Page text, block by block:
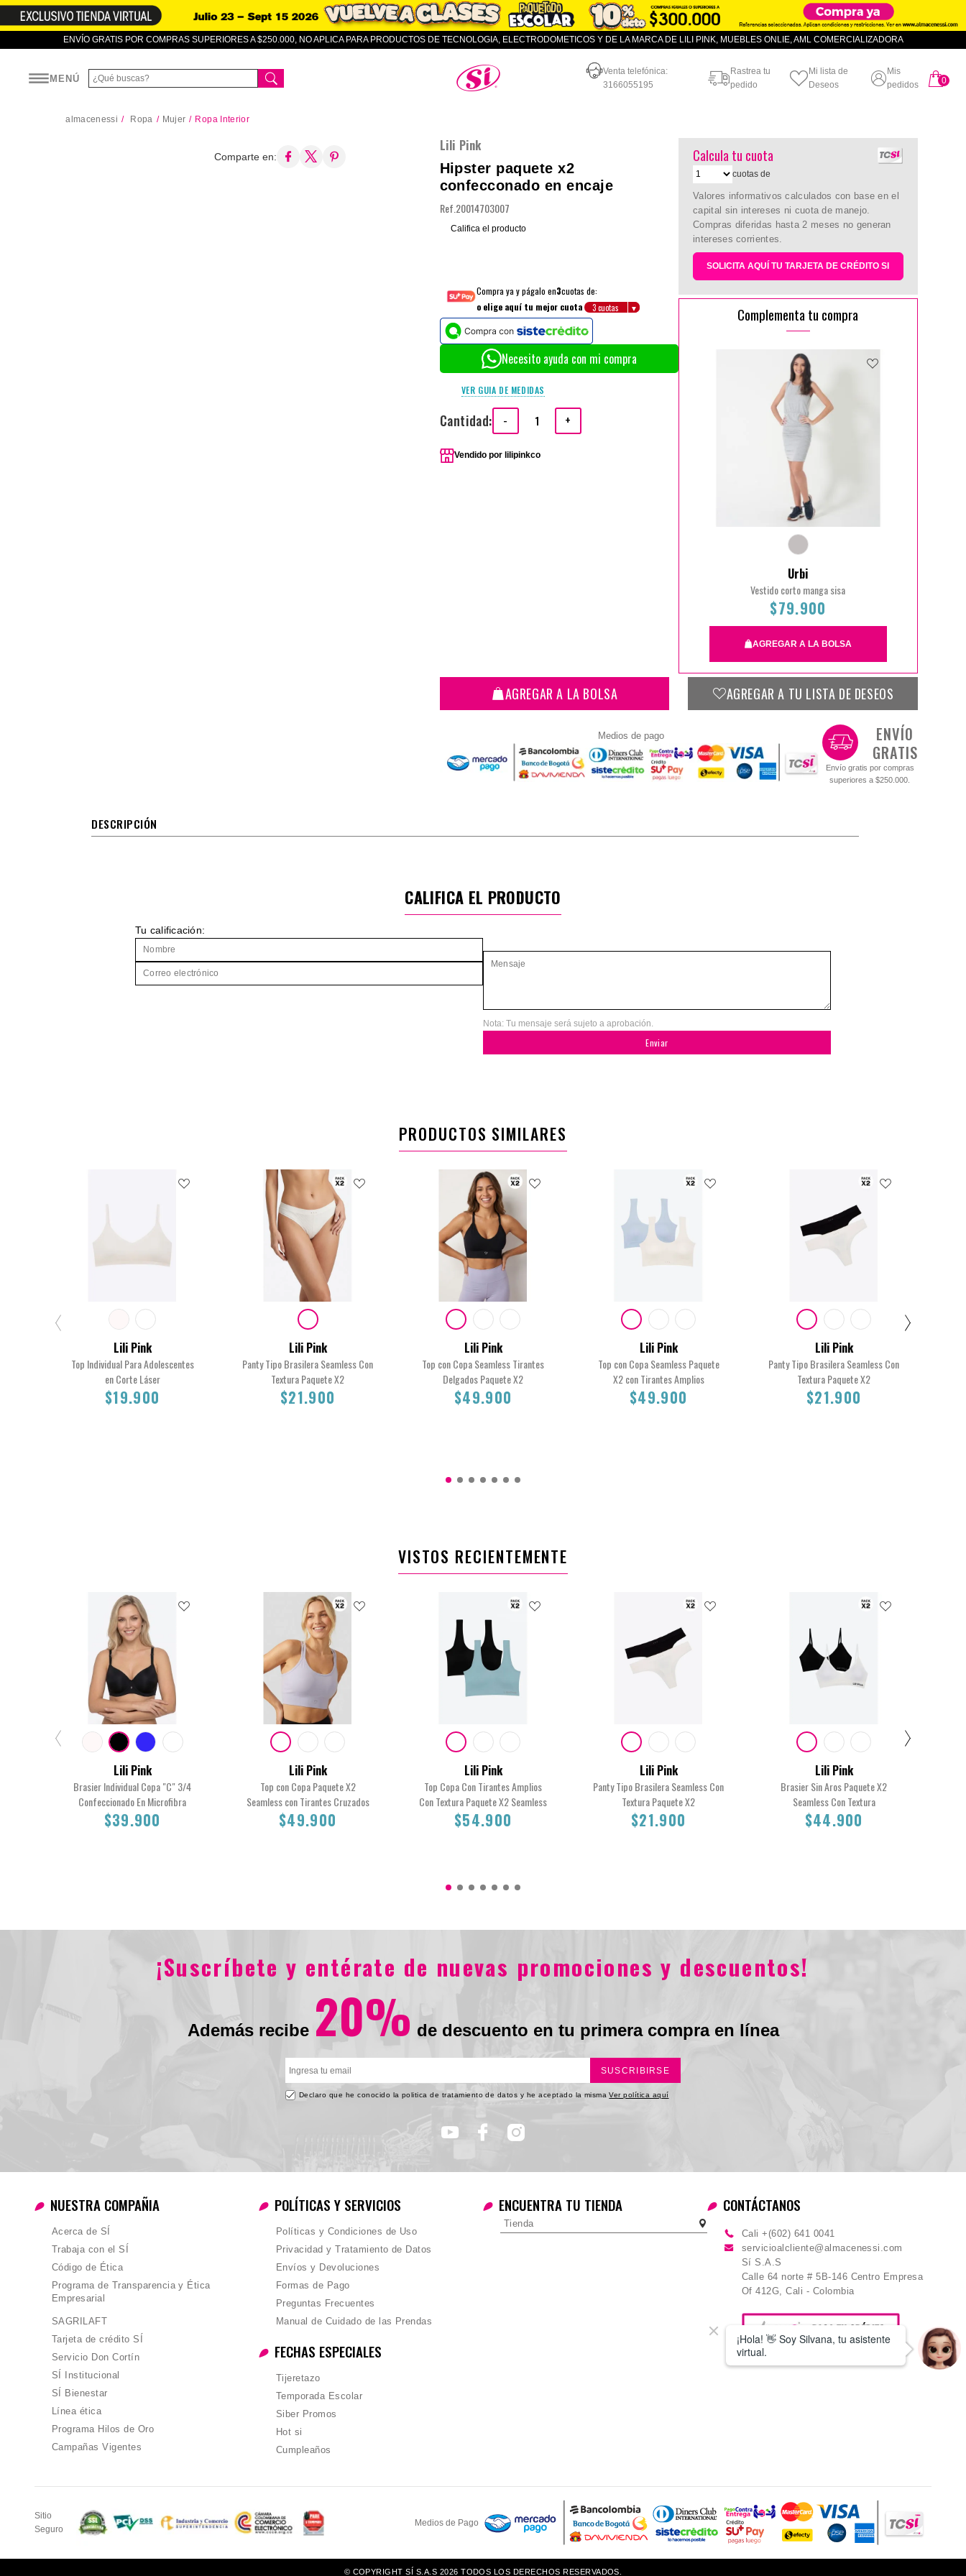
ENVÍO GRATIS POR COMPRAS SUPERIORES A $250.000, NO APLICA PARA PRODUCTOS DE TECNOLOGIA, ELECTRODOMETICOS Y DE LA MARCA DE LILI PINK, MUEBLES ONLIE, AML COMERCIALIZADORA
MENÚ
Almacenes SI
Venta telefónica:
3166055195
Rastrea tu
pedido
Mi lista de
Deseos
Mis
pedidos
0
almacenessi Ropa Mujer Ropa Interior
Comparte en:
Lili Pink
Hipster paquete x2
confecconado en encaje
Ref. 20014703007
Califica el producto
Compra ya y págalo en3cuotas de:
o elige aquí tu mejor cuota
Necesito ayuda con mi compra
VER GUIA DE MEDIDAS
Cantidad: - +
Vendido por lilipinkco
Calcula tu cuota
cuotas de
Valores informativos calculados con base en el
capital sin intereses ni cuota de manejo.
Compras diferidas hasta 2 meses no generan
intereses corrientes.
SOLICITA AQUÍ TU TARJETA DE CRÉDITO SI
Complementa tu compra
Urbi
Vestido corto manga sisa
$79.900
AGREGAR A LA BOLSA
$79.900
AGREGAR A LA BOLSA AGREGAR A TU LISTA DE DESEOS
Medios de pago
ENVÍO
GRATIS
Envío gratis por compras
superiores a $250.000.
DESCRIPCIÓN
CALIFICA EL PRODUCTO
Tu calificación:
Nota: Tu mensaje será sujeto a aprobación.
Enviar
PRODUCTOS SIMILARES
Lili Pink
Top Individual Para Adolescentes
en Corte Láser
$19.900
Lili Pink
Panty Tipo Brasilera Seamless Con
Textura Paquete X2
$21.900
Lili Pink
Top con Copa Seamless Tirantes
Delgados Paquete X2
$49.900
Lili Pink
Top con Copa Seamless Paquete
X2 con Tirantes Amplios
$49.900
Lili Pink
Panty Tipo Brasilera Seamless Con
Textura Paquete X2
$21.900
VISTOS RECIENTEMENTE
Lili Pink
Brasier Individual Copa "C" 3/4
Confeccionado En Microfibra
$39.900
Lili Pink
Top con Copa Paquete X2
Seamless con Tirantes Cruzados
$49.900
$49.900
Lili Pink
Top Copa Con Tirantes Amplios
Con Textura Paquete X2 Seamless
$54.900
$54.900
Lili Pink
Panty Tipo Brasilera Seamless Con
Textura Paquete X2
$21.900
$21.900
Lili Pink
Brasier Sin Aros Paquete X2
Seamless Con Textura
$44.900
¡Suscríbete y entérate de nuevas promociones y descuentos!
Además recibe 20% de descuento en tu primera compra en línea
SUSCRIBIRSE
Declaro que he conocido la politica de tratamiento de datos y he aceptado la misma Ver política aquí
NUESTRA COMPAÑIA
Acerca de SÍ
Trabaja con el SÍ
Código de Ética
Programa de Transparencia y Ética
Empresarial
SAGRILAFT
Tarjeta de crédito SÍ
Servicio Don Cortín
SÍ Institucional
SÍ Bienestar
Línea ética
Programa Hilos de Oro
Campañas Vigentes
POLÍTICAS Y SERVICIOS
Políticas y Condiciones de Uso
Privacidad y Tratamiento de Datos
Envíos y Devoluciones
Formas de Pago
Preguntas Frecuentes
Manual de Cuidado de las Prendas
FECHAS ESPECIALES
Tijeretazo
Temporada Escolar
Siber Promos
Hot si
Cumpleaños
ENCUENTRA TU TIENDA
Tienda
CONTÁCTANOS
Cali +(602) 641 0041
servicioalcliente@almacenessi.com
Sí S.A.S
Calle 64 norte # 5B-146 Centro Empresa
Of 412G, Cali - Colombia
Sitio
Seguro
Medios de Pago
© COPYRIGHT SÍ S.A.S 2026 TODOS LOS DERECHOS RESERVADOS.